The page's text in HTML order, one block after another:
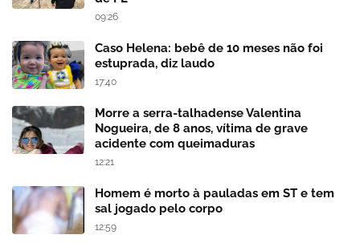
09:26
Caso Helena: bebê de 10 meses não foi
estuprada, diz laudo
17:40
Morre a serra-talhadense Valentina
Nogueira, de 8 anos, vítima de grave
acidente com queimaduras
12:21
Homem é morto à pauladas em ST e tem
sal jogado pelo corpo
12:59